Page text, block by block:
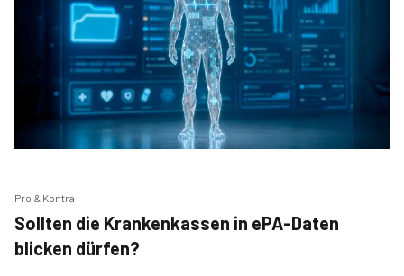
Pro & Kontra
Sollten die Krankenkassen in ePA-Daten
blicken dürfen?